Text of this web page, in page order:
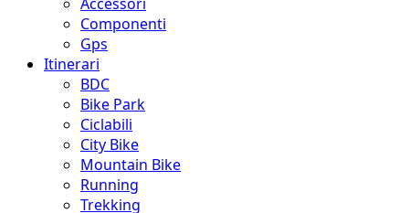
Componenti
Gps
Itinerari
BDC
Bike Park
Ciclabili
City Bike
Mountain Bike
Running
Trekking